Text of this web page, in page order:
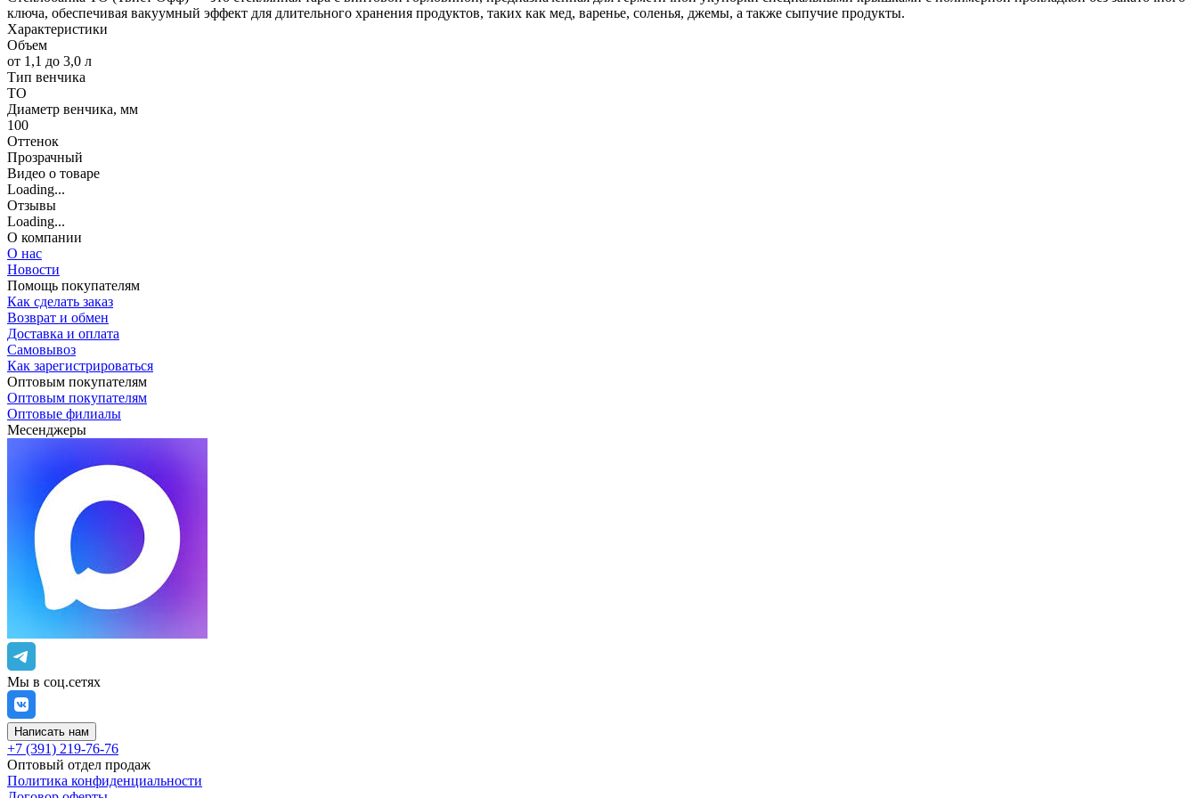
ключа, обеспечивая вакуумный эффект для длительного хранения продуктов, таких как мед, варенье, соленья, джемы, а также сыпучие продукты.
Характеристики
Объем
от 1,1 до 3,0 л
Тип венчика
ТО
Диаметр венчика, мм
100
Оттенок
Прозрачный
Видео о товаре
Loading...
Отзывы
Loading...
О компании
О нас
Новости
Помощь покупателям
Как сделать заказ
Возврат и обмен
Доставка и оплата
Самовывоз
Как зарегистрироваться
Оптовым покупателям
Оптовым покупателям
Оптовые филиалы
Месенджеры
Мы в соц.сетях
Написать нам
+7 (391) 219-76-76
Оптовый отдел продаж
Политика конфиденциальности